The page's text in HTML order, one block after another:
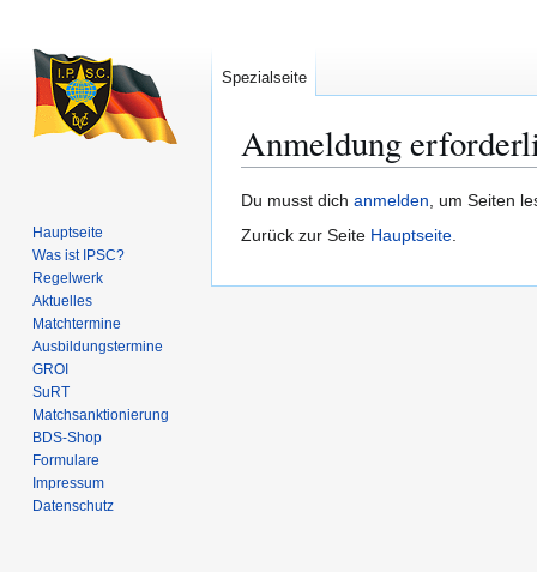
Anmeldung
Zur
Navigation
Zur
Suche
Du musst dich anmelden, um Seiten
Zurück zur Seite Hauptseite.
Spezialseite
Hauptseite
Was ist IPSC?
Regelwerk
Aktuelles
Matchtermine
Ausbildungs­termine
GROI
SuRT
Match­sanktionierung
BDS-Shop
Formulare
Impressum
Datenschutz